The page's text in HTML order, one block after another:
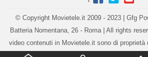
© Copyright Movietele.it 2009 - 2023 | Gfg
Batteria Nomentana, 26 - Roma | All rights
video contenuti in Movietele.it sono di proprietà